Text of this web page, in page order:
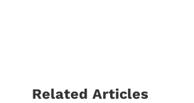
Related Articles